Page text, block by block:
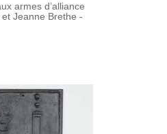
armes d’alliance
Jeanne Brethe -